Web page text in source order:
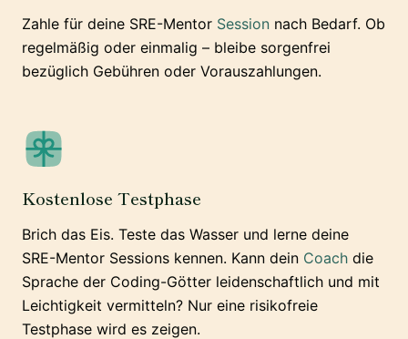
Zahle für deine SRE-Mentor Session nach Bedarf. Ob
regelmäßig oder einmalig – bleibe sorgenfrei
bezüglich Gebühren oder Vorauszahlungen.
Kostenlose Testphase
Brich das Eis. Teste das Wasser und lerne deine
SRE-Mentor Sessions kennen. Kann dein Coach die
Sprache der Coding-Götter leidenschaftlich und mit
Leichtigkeit vermitteln? Nur eine risikofreie
Testphase wird es zeigen.